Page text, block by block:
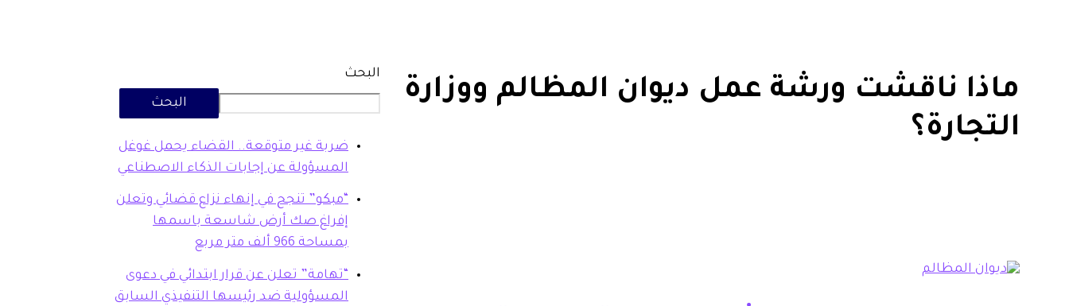
ماذا ناقشت ورشة عمل ديوان المظالم ووزارة
التجارة؟
البحث
البحث
ضربة غير متوقعة.. القضاء يحمل غوغل
المسؤولة عن إجابات الذكاء الاصطناعي
“مبكو” تنجح في إنهاء نزاع قضائي وتعلن
إفراغ صك أرض شاسعة باسمها
بمساحة 966 ألف متر مربع
“تهامة” تعلن عن قرار ابتدائي في دعوى
المسؤولية ضد رئيسها التنفيذي السابق